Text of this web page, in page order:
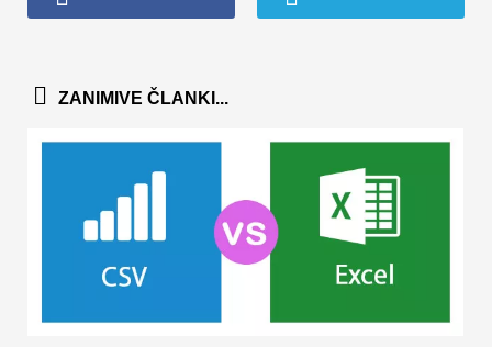
ZANIMIVE ČLANKI...